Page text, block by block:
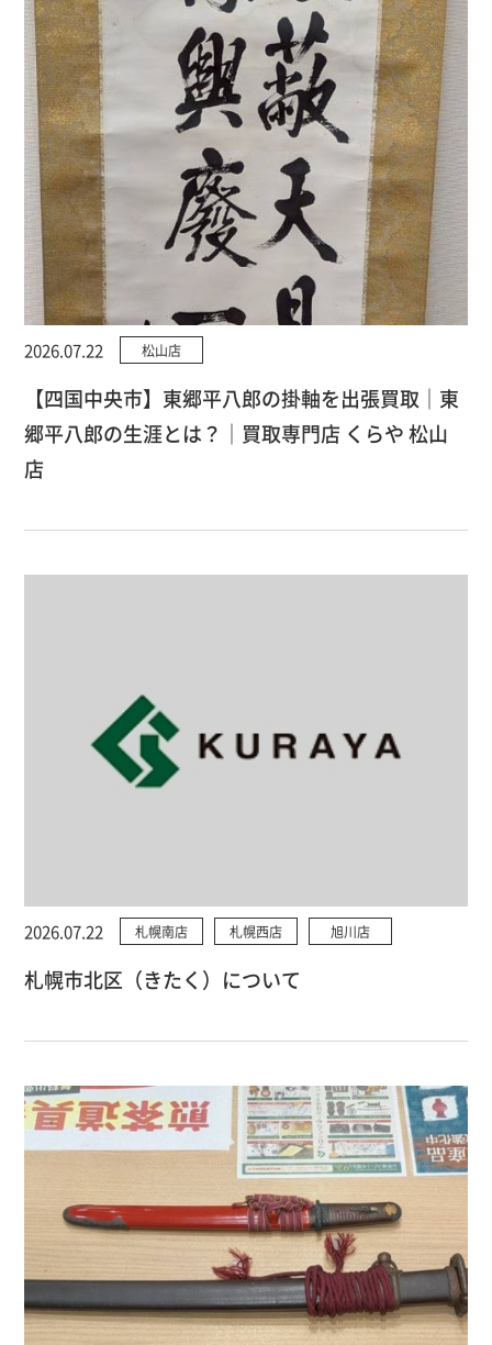
2026.07.22 松山店
【四国中央市】東郷平八郎の掛軸を出張買取｜東
郷平八郎の生涯とは？｜買取専門店 くらや 松山
店
2026.07.22 札幌南店 札幌西店 旭川店
札幌市北区（きたく）について